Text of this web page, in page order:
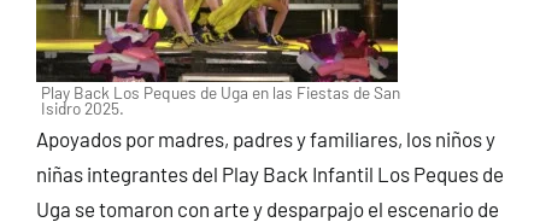
Play Back Los Peques de Uga en las Fiestas de San
Isidro 2025.
Apoyados por madres, padres y familiares, los niños y
niñas integrantes del Play Back Infantil Los Peques de
Uga se tomaron con arte y desparpajo el escenario de